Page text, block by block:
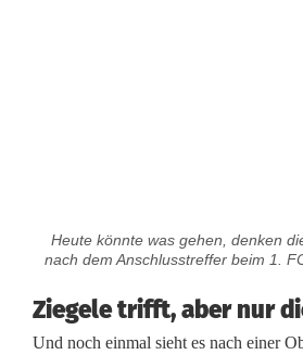
Heute könnte was gehen, denken
nach dem Anschlusstreffer beim 1.
Ziegele trifft, aber nur
Und noch einmal sieht es nach einer